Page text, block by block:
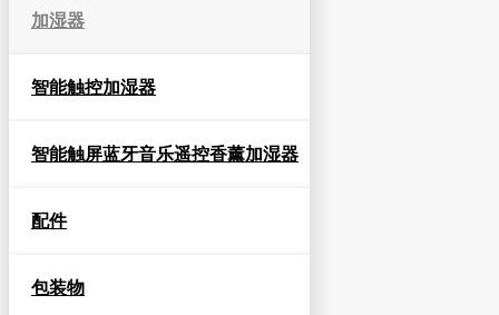
加湿器
智能触控加湿器
智能触屏蓝牙音乐遥控香薰加湿器
配件
包装物